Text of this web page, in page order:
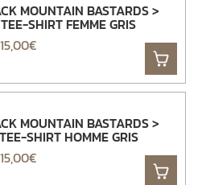
MOUNTAIN BASTARDS >
TEE-SHIRT FEMME GRIS
15,00€
MOUNTAIN BASTARDS >
TEE-SHIRT HOMME GRIS
15,00€